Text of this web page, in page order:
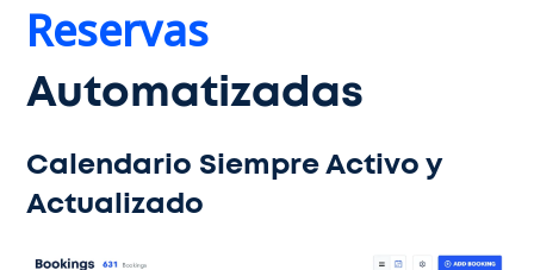
Reservas
Automatizadas
Calendario Siempre Activo y
Actualizado